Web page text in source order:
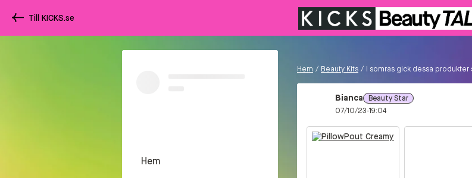
Till KICKS.se
Hem
Hem / Beauty Kits / I somras gick dessa produkter
Bianca
Beauty Star
07/10/23-19:04